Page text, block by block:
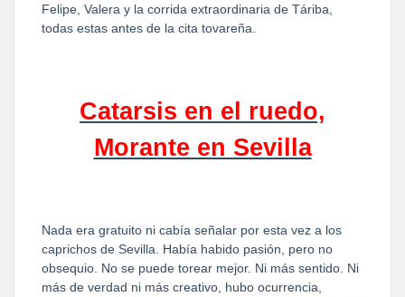
Felipe, Valera y la corrida extraordinaria de Táriba,
todas estas antes de la cita tovareña.
Catarsis en el ruedo,
Morante en Sevilla
Nada era gratuito ni cabía señalar por esta vez a los
caprichos de Sevilla. Había habido pasión, pero no
obsequio. No se puede torear mejor. Ni más sentido. Ni
más de verdad ni más creativo, hubo ocurrencia,